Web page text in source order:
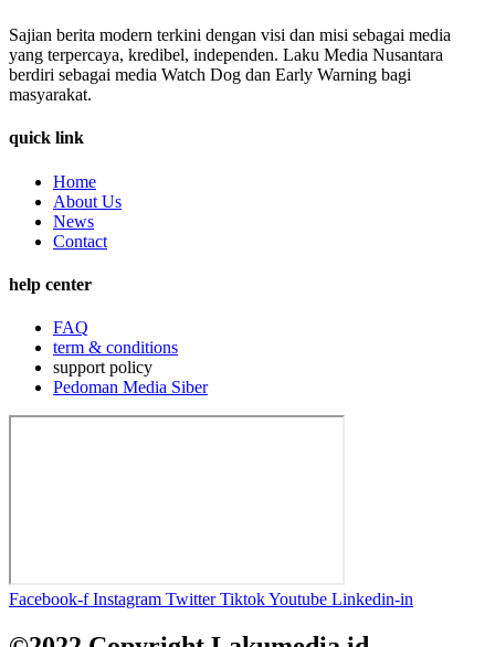
Sajian berita modern terkini dengan visi dan misi sebagai media
yang terpercaya, kredibel, independen. Laku Media Nusantara
berdiri sebagai media Watch Dog dan Early Warning bagi
masyarakat.
quick link
Home
About Us
News
Contact
help center
FAQ
term & conditions
support policy
Pedoman Media Siber
Facebook-f Instagram Twitter TiktokYoutube Linkedin-in